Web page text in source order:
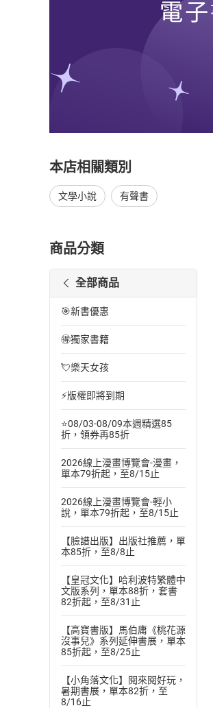
本店相關類別
文學小說 有聲書
商品分類
全部商品
🎯新書優惠
🉐獨家書籍
💘樂天女孩
⚡版權即將到期
⭐08/03-08/09本週精選85
折，領券再85折
2026線上漫畫博覽會-漫畫，
單本79折起，至8/15止
2026線上漫畫博覽會-輕小
說，單本79折起，至8/15止
【臉譜出版】出版社推薦，單
本85折，至8/8止
【皇冠文化】哈利波特繁體中
文版系列，單本88折，套書
82折起，至8/31止
【高寶書版】馬伯庸《桃花源
沒事兒》系列延伸書展，單本
85折起，至8/25止
【小角落文化】閱來閱好玩，
暑期書展，單本82折，至
8/16止